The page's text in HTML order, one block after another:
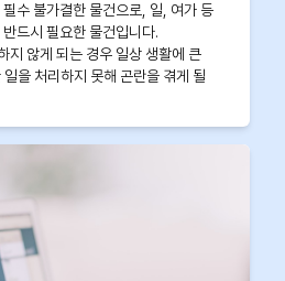
수 불가결한 물건으로, 일, 여가 등
드시 필요한 물건입니다.
지 않게 되는 경우 일상 생활에 큰
을 처리하지 못해 곤란을 겪게 될